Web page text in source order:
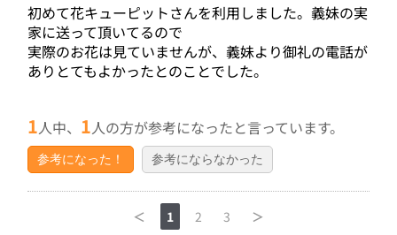
初めて花キューピットさんを利用しました。義妹の実
家に送って頂いてるので
実際のお花は見ていませんが、義妹より御礼の電話が
ありとてもよかったとのことでした。
1人中、 1人の方が参考になったと言っています。
参考になった！ 参考にならなかった
＜ 1 2 3 ＞